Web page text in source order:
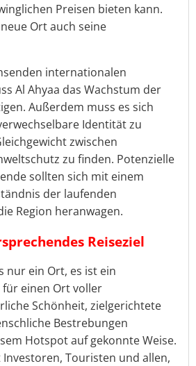
Preisen bieten kann.
Ort auch seine
internationalen
Al Ahyaa das Wachstum der
Außerdem muss es sich
Identität zu
zwischen
zu finden. Potenzielle
sollten sich mit einem
der laufenden
Region heranwagen.
Reiseziel
nur ein Ort, es ist ein
einen Ort voller
Schönheit, zielgerichtete
Bestrebungen
Hotspot auf gekonnte Weise.
Touristen und allen,